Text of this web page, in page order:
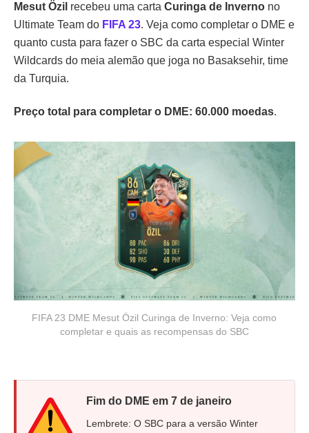
Mesut Özil recebeu uma carta Curinga de Inverno no
Ultimate Team do FIFA 23. Veja como completar o DME e
quanto custa para fazer o SBC da carta especial Winter
Wildcards do meia alemão que joga no Basaksehir, time
da Turquia.
Preço total para completar o DME: 60.000 moedas.
FIFA 23 DME Mesut Özil Curinga de Inverno: Veja como
completar e quais as recompensas do SBC
Fim do DME em 7 de janeiro
Lembrete: O SBC para a versão Winter